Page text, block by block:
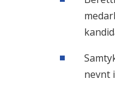
nevnt